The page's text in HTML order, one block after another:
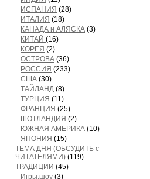
ИСПАНИЯ (28)
ИТАЛИЯ (18)
КАНАДА и АЛЯСКА (3)
КИТАЙ (16)
КОРЕЯ (2)
ОСТРОВА (36)
РОССИЯ (233)
США (30)
ТАЙЛАНД (8)
ТУРЦИЯ (11)
ФРАНЦИЯ (25)
ШОТЛАНДИЯ (2)
ЮЖНАЯ АМЕРИКА (10)
ЯПОНИЯ (15)
ТЕМА ДНЯ (ОБСУДИТЬ с
ЧИТАТЕЛЯМИ) (119)
ТРАДИЦИИ (45)
Игры,шоу (3)